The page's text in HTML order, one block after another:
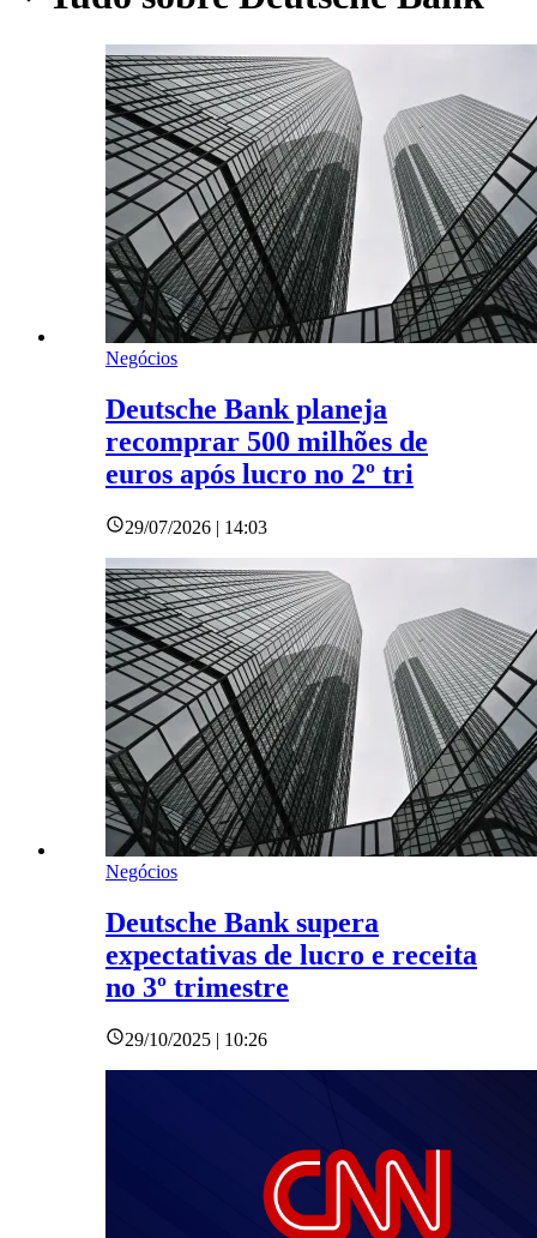
Negócios
Deutsche Bank planeja
recomprar 500 milhões de
euros após lucro no 2º tri
29/07/2026 | 14:03
Negócios
Deutsche Bank supera
expectativas de lucro e receita
no 3º trimestre
29/10/2025 | 10:26